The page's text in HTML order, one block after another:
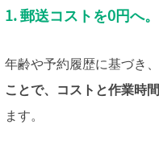
1. 郵送コストを0円へ
年齢や予約履歴に基づき、
ことで、コストと作業時
ます。